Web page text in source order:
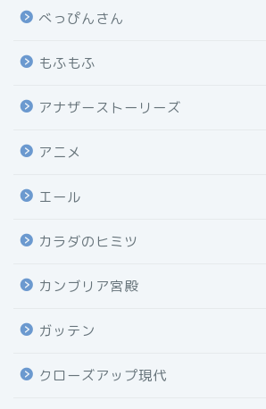
べっぴんさん
もふもふ
アナザーストーリーズ
アニメ
エール
カラダのヒミツ
カンブリア宮殿
ガッテン
クローズアップ現代